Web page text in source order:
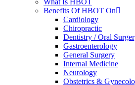
What Is HBOT
Benefits Of HBOT On
Cardiology
Chiropractic
Dentistry / Oral
Gastroenterology
General Surgery
Internal Medicine
Neurology
Obstetrics &